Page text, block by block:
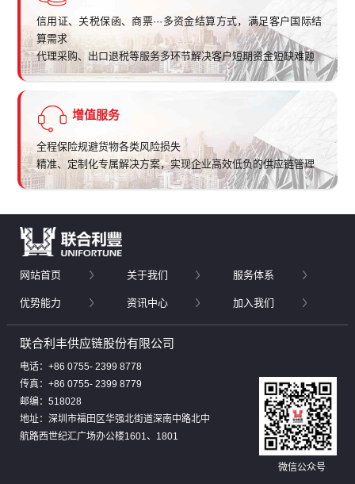
信用证、关税保函、商票···多资金结算方式，满足客户国际结
算需求
代理采购、出口退税等服务多环节解决客户短期资金短缺难题
增值服务
全程保险规避货物各类风险损失
精准、定制化专属解决方案，实现企业高效低负的供应链管理
网站首页 关于我们 服务体系
优势能力 资讯中心 加入我们
联合利丰供应链股份有限公司
电话：+86 0755- 2399 8778
传真：+86 0755- 2399 8779
邮编：518028
地址：深圳市福田区华强北街道深南中路北中
航路西世纪汇广场办公楼1601、1801
微信公众号